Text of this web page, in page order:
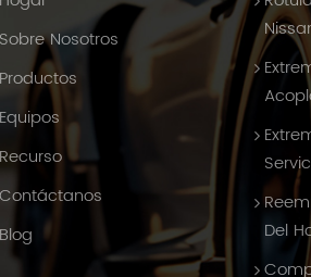
Sobre Nosotros
Productos
Equipos
Recurso
Contáctanos
Blog
Del